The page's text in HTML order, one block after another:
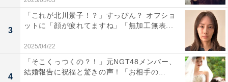
3
「これが北川景子！？」すっぴん？ オフショ
ットに「顔が疲れてますね」「無加工無表...
2025/04/22
4
「そこくっつくの？！」元NGT48メンバー、
結婚報告に祝福と驚きの声！「お相手の...